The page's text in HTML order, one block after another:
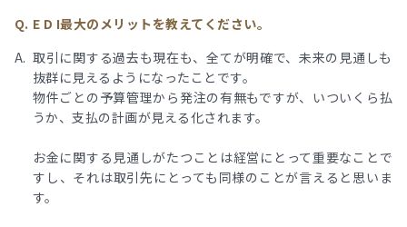
E D I最大のメリットを教えてください。
取引に関する過去も現在も、全てが明確で、未来の見通しも
抜群に見えるようになったことです。
物件ごとの予算管理から発注の有無もですが、いついくら払
うか、支払の計画が見える化されます。
お金に関する見通しがたつことは経営にとって重要なことで
すし、それは取引先にとっても同様のことが言えると思いま
す。